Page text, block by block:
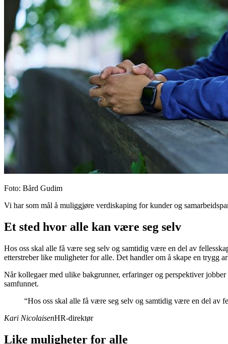
Foto: Bård Gudim
Vi har som mål å muliggjøre verdiskaping for kunder og
Et sted hvor alle kan være seg selv
Hos oss skal alle få være seg selv og samtidig være en del av
etterstreber like muligheter for alle. Det handler om å skape en trygg
Når kollegaer med ulike bakgrunner, erfaringer og perspektiver
samfunnet.
“Hos oss skal alle få være seg selv og samtidig være en del av
Kari NicolaisenHR-direktør
Like muligheter for alle